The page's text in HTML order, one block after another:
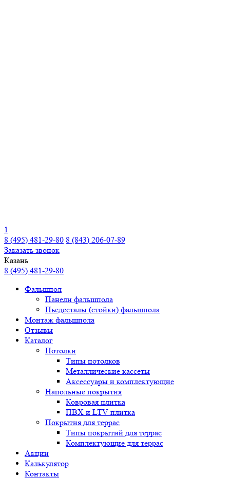
1
8 (495) 481-29-80 8 (843) 206-07-89
Заказать звонок
Казань
8 (495) 481-29-80
Фальшпол
Панели фальшпола
Пьедесталы (стойки) фальшпола
Монтаж фальшпола
Отзывы
Каталог
Потолки
Типы потолков
Металлические кассеты
Аксессуары и комплектующие
Напольные покрытия
Ковровая плитка
ПВХ и LTV плитка
Покрытия для террас
Типы покрытий для террас
Комплектующие для террас
Акции
Калькулятор
Контакты